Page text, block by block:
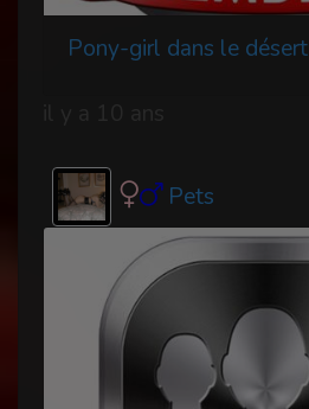
Pony-girl dans le désert
Pets